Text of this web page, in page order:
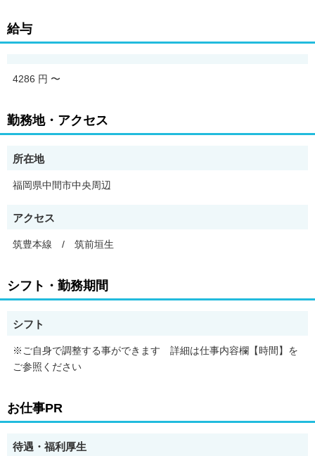
＜＜お仕事内容＞＞
健診データなどを基に、原則6カ月間継続した保健指導を行い、
指定の会場またはオンラインで半日または終日、保健指導を実施
保健指導を実施
【電話メール支援】
者が入力した記録を元にレポート作成しメール送信によって保健
育て中の主婦・主夫の方も歓迎します！
件）
話支援は在宅で1件10分〜15分です。
直接面談先へ向かうか、在宅勤務となります。リモートワークな
体制を整えています！
豊富な動画と資料、ロールプレイングを取り入れた新人研修で安
けどブランクが・・・」という方もご安心ください。
かめます！
給与
4286 円 〜
勤務地・アクセス
所在地
福岡県中間市中央周辺
アクセス
筑豊本線 / 筑前垣生
シフト・勤務期間
シフト
※ご自身で調整する事ができます 詳細は仕事内容欄【時間】を
ご参照ください
お仕事PR
待遇・福利厚生